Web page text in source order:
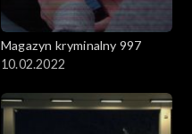
Magazyn kryminalny 997
10.02.2022